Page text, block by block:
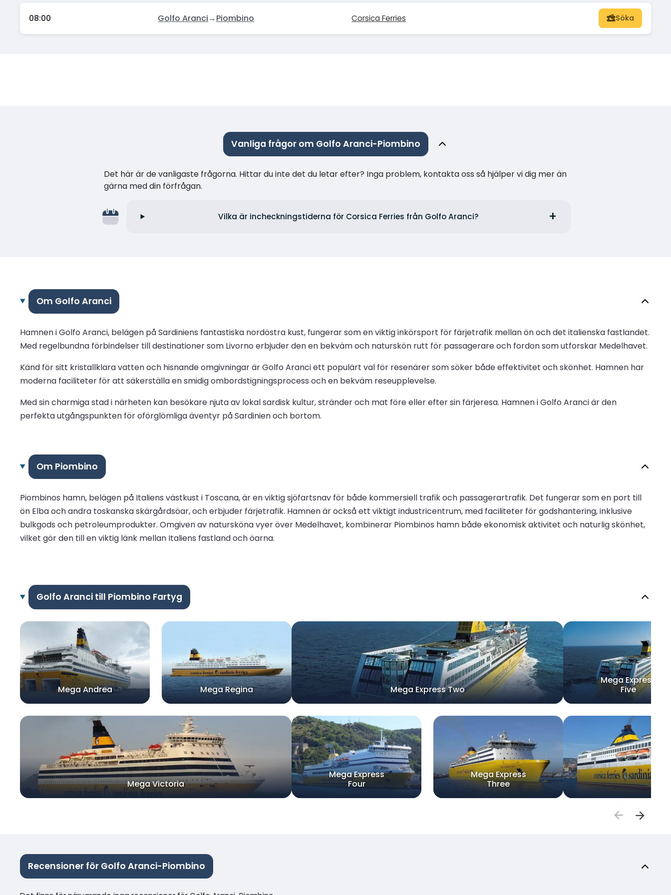
08:00 Golfo Aranci→Piombino Corsica Ferries Söka
Vanliga frågor om Golfo Aranci-Piombino
Det här är de vanligaste frågorna. Hittar du inte det du letar efter? Inga problem, kontakta oss så hjälper vi dig mer än
gärna med din förfrågan.
Vilka är incheckningstiderna för Corsica Ferries från Golfo Aranci?
Om Golfo Aranci
Hamnen i Golfo Aranci, belägen på Sardiniens fantastiska nordöstra kust, fungerar som en viktig inkörsport för färjetrafik mellan ön och det italienska fastlandet.
Med regelbundna förbindelser till destinationer som Livorno erbjuder den en bekväm och naturskön rutt för passagerare och fordon som utforskar Medelhavet.
Känd för sitt kristallklara vatten och hisnande omgivningar är Golfo Aranci ett populärt val för resenärer som söker både effektivitet och skönhet. Hamnen har
moderna faciliteter för att säkerställa en smidig ombordstigningsprocess och en bekväm reseupplevelse.
Med sin charmiga stad i närheten kan besökare njuta av lokal sardisk kultur, stränder och mat före eller efter sin färjeresa. Hamnen i Golfo Aranci är den
perfekta utgångspunkten för oförglömliga äventyr på Sardinien och bortom.
Om Piombino
Piombinos hamn, belägen på Italiens västkust i Toscana, är en viktig sjöfartsnav för både kommersiell trafik och passagerartrafik. Det fungerar som en port till
ön Elba och andra toskanska skärgårdsöar, och erbjuder färjetrafik. Hamnen är också ett viktigt industricentrum, med faciliteter för godshantering, inklusive
bulkgods och petroleumprodukter. Omgiven av natursköna vyer över Medelhavet, kombinerar Piombinos hamn både ekonomisk aktivitet och naturlig skönhet,
vilket gör den till en viktig länk mellan Italiens fastland och öarna.
Golfo Aranci till Piombino Fartyg
Mega Andrea Mega Regina
Mega Victoria
Mega Express Two
Mega Express
Four
Mega Express
Three
Mega Express
Five
Recensioner för Golfo Aranci-Piombino